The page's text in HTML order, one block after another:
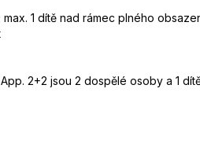
1 dítě nad rámec plného
2+2 jsou 2 dospělé osoby a 1